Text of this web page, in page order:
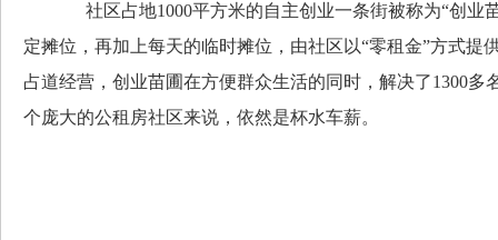
社区占地1000平方米的自主创业一条街被称为“创业苗
定摊位，再加上每天的临时摊位，由社区以“零租金”方式提
占道经营，创业苗圃在方便群众生活的同时，解决了1300多
个庞大的公租房社区来说，依然是杯水车薪。